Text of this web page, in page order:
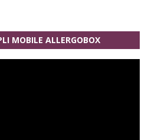
MOBILE ALLERGOBOX